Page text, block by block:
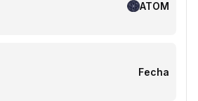
ATOM
Fecha